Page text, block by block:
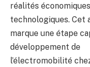
réalités
technologiques. Cet
marque une étape
développement de
l’électromobilité